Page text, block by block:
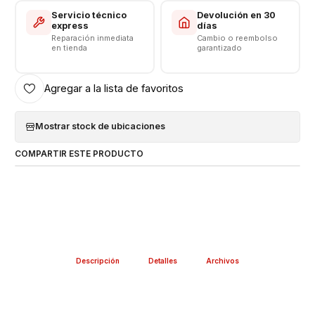
Servicio técnico
express
Reparación inmediata
en tienda
Devolución en 30
días
Cambio o reembolso
garantizado
Agregar a la lista de favoritos
Mostrar stock de ubicaciones
COMPARTIR ESTE PRODUCTO
Descripción Detalles Archivos